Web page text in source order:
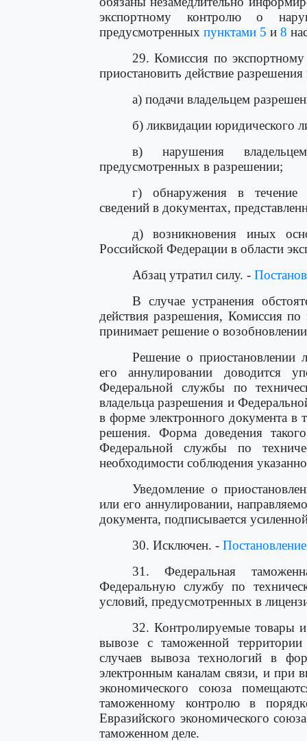
экспортному контролю о
предусмотренных пунктами 5 и 8
29. Комиссия по
приостановить действие
а) подачи владельцем
б) ликвидации юридического
в) нарушения
предусмотренных в разрешении;
г) обнаружения в течение
сведений в документах,
д) возникновения иных
Российской Федерации в области
Абзац утратил силу. -
В случае устранения
действия разрешения, Комиссия
принимает решение о
Решение о приостановлении
его аннулировании доводится
Федеральной службы по
владельца разрешения и
в форме электронного документа в
решения. Форма доведения
Федеральной службы по
необходимости соблюдения
Уведомление о
или его аннулировании,
документа, подписывается
30. Исключен. - Постановление
31. Федеральная
Федеральную службу по
условий, предусмотренных в
32. Контролируемые товары
вывозе с таможенной
случаев вывоза технологий в
электронным каналам связи, и при
экономического союза
таможенному контролю в
Евразийского экономического
таможенном деле.